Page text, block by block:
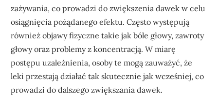
zażywania, co prowadzi do zwiększenia dawek w celu
osiągnięcia pożądanego efektu. Często występują
również objawy fizyczne takie jak bóle głowy, zawroty
głowy oraz problemy z koncentracją. W miarę
postępu uzależnienia, osoby te mogą zauważyć, że
leki przestają działać tak skutecznie jak wcześniej, co
prowadzi do dalszego zwiększania dawek.